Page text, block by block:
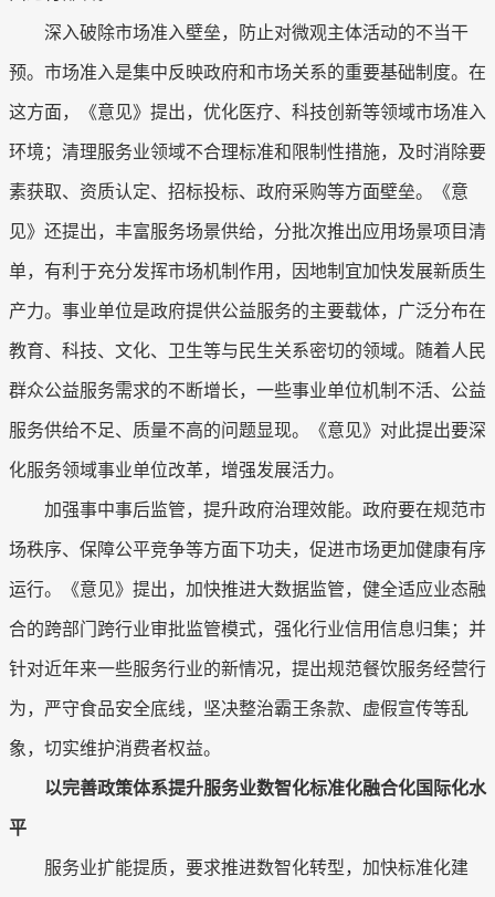
深入破除市场准入壁垒，防止对微观主体活动的不当干
预。市场准入是集中反映政府和市场关系的重要基础制度。在
这方面，《意见》提出，优化医疗、科技创新等领域市场准入
环境；清理服务业领域不合理标准和限制性措施，及时消除要
素获取、资质认定、招标投标、政府采购等方面壁垒。《意
见》还提出，丰富服务场景供给，分批次推出应用场景项目清
单，有利于充分发挥市场机制作用，因地制宜加快发展新质生
产力。事业单位是政府提供公益服务的主要载体，广泛分布在
教育、科技、文化、卫生等与民生关系密切的领域。随着人民
群众公益服务需求的不断增长，一些事业单位机制不活、公益
服务供给不足、质量不高的问题显现。《意见》对此提出要深
化服务领域事业单位改革，增强发展活力。
加强事中事后监管，提升政府治理效能。政府要在规范市
场秩序、保障公平竞争等方面下功夫，促进市场更加健康有序
运行。《意见》提出，加快推进大数据监管，健全适应业态融
合的跨部门跨行业审批监管模式，强化行业信用信息归集；并
针对近年来一些服务行业的新情况，提出规范餐饮服务经营行
为，严守食品安全底线，坚决整治霸王条款、虚假宣传等乱
象，切实维护消费者权益。
以完善政策体系提升服务业数智化标准化融合化国际化水
平
服务业扩能提质，要求推进数智化转型，加快标准化建